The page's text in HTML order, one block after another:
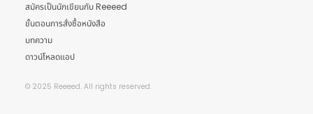
สมัครเป็นนักเขียนกับ Reeeed
ขั้นตอนการสั่งซื้อหนังสือ
บทความ
ดาวน์โหลดแอป
© 2025 Reeeed. All rights reserved.